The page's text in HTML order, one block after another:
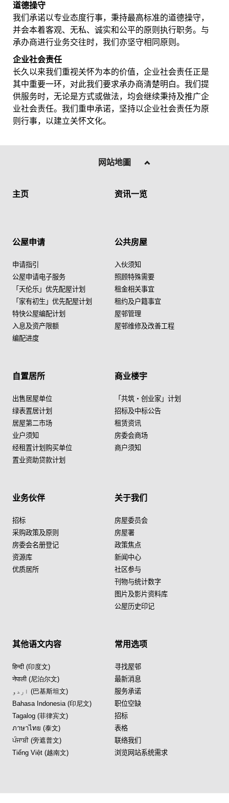
道德操守
我们承诺以专业态度行事，秉持最高标准的道德操守，
并会本着客观、无私、诚实和公平的原则执行职务。与
承办商进行业务交往时，我们亦坚守相同原则。
企业社会责任
长久以来我们重视关怀为本的价值，企业社会责任正是
其中重要一环，对此我们要求承办商清楚明白。我们提
供服务时，无论是方式或做法，均会继续秉持及推广企
业社会责任。我们重申承诺，坚持以企业社会责任为原
则行事，以建立关怀文化。
网站地圖
主页 资讯一览
公屋申请
申请指引
公屋申请电子服务
「天伦乐」优先配屋计划
「家有初生」优先配屋计划
特快公屋编配计划
入息及资产限额
编配进度
公共房屋
入伙须知
照顾特殊需要
租金相关事宜
租约及户籍事宜
屋邨管理
屋邨维修及改善工程
自置居所
出售居屋单位
绿表置居计划
居屋第二市场
业户须知
经租置计划购买单位
置业资助贷款计划
商业楼宇
「共筑・创业家」计划
招标及中标公告
租赁资讯
房委会商场
商户须知
业务伙伴
招标
采购政策及原则
房委会名册登记
资源库
优质居所
关于我们
房屋委员会
房屋署
政策焦点
新闻中心
社区参与
刊物与统计数字
图片及影片资料库
公屋历史印记
其他语文内容
हिन्दी (印度文)
नेपाली (尼泊尔文)
اردو (巴基斯坦文)
Bahasa Indonesia (印尼文)
Tagalog (菲律宾文)
ภาษาไทย (泰文)
ਪੰਜਾਬੀ (旁遮普文)
Tiếng Việt (越南文)
常用选项
寻找屋邨
最新消息
服务承诺
职位空缺
招标
表格
联络我们
浏览网站系统需求